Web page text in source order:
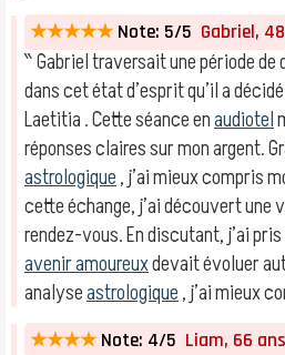
★★★★★ Note: 5/5 Gabriel,
‶ Gabriel traversait une période
dans cet état d’esprit qu’il a
Laetitia . Cette séance enaudiotel
réponses claires sur mon argent.
astrologique, j’ai mieux compris
cette échange, j’ai découvert une
rendez-vous. En discutant, j’ai
avenir amoureuxdevait évoluer
analyseastrologique, j’ai mieux
★★★★ Note: 4/5 Liam, 66